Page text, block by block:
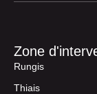
Zone
Rungis
Thiais